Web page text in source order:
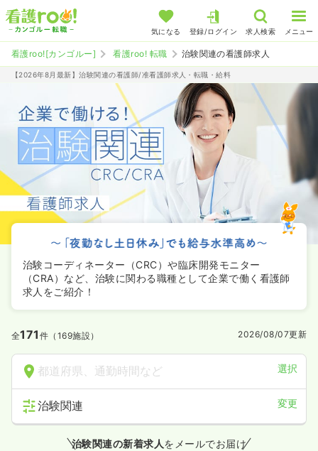
気になる 登録/ログイン 求人検索 メニュー
看護roo![カンゴルー] 看護roo! 転職 治験関連の看護師求人
【2026年8月最新】治験関連の看護師/准看護師求人・転職・給料
治験コーディネーター（CRC）や臨床開発モニター
（CRA）など、治験に関わる職種として企業で働く看護師
求人をご紹介！
全171 件（169施設） 2026/08/07更新
都道府県、通勤時間など 選択
治験関連 変更
治験関連の新着求人をメールでお届け